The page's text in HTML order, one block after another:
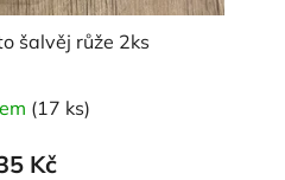
šalvěj růže 2ks
(17 ks)
Kč